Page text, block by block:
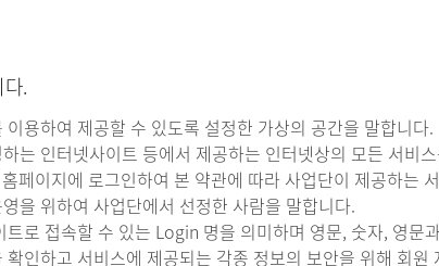
.
용하여 제공할 수 있도록 설정한 가상의 공간을 말합니다.
는 인터넷사이트 등에서 제공하는 인터넷상의 모든 서비
페이지에 로그인하여 본 약관에 따라 사업단이 제공하는
을 위하여 사업단에서 선정한 사람을 말합니다.
로 접속할 수 있는 Login 명을 의미하며 영문, 숫자, 영문
인하고 서비스에 제공되는 각종 정보의 보안을 위해 회